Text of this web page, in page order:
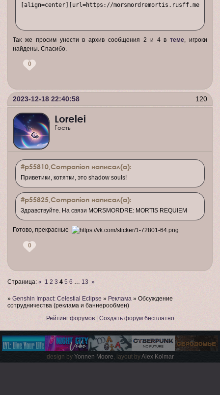
[align=center][url=https://
Так же просим унести в архив сообщения 2 и 4 втеме, игроки
найдены. Спасибо.
0
120
2023-12-18 22:40:58
Lorelei
Гость
#p55810,Companion написал(а):
Приветики, котятки, это shadow souls!
#p55825,Companion написал(а):
Здравствуйте. На связи MORSMORDRE: MORTIS REQUIEM
Готово, прекрасные
0
Страница: « 1 2 3 4 5 6 … 13 »
» Genshin Impact: Celestial Eclipse » Реклама » Обсуждение
сотрудничества (реклама и баннерообмен)
Рейтинг форумов| Создать форум бесплатно
design by Yonnen Moore, layout byAlex Kolmar